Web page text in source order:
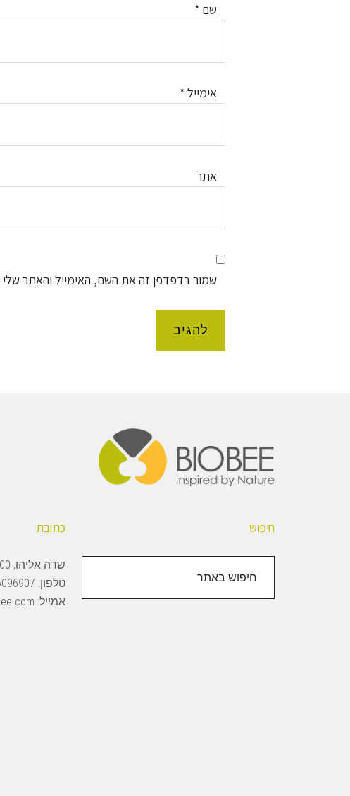
שם *
אימייל *
אתר
שמור בדפדפן זה את השם, האימייל והאתר
כתובת
שדה אליהו, 1081000, ישראל
טלפון:
אמייל:
חיפוש
באתר